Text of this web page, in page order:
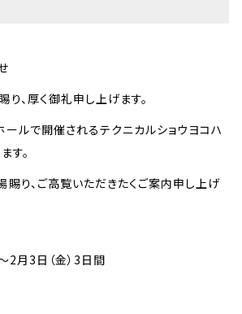
、厚く御礼申し上げます。
ールで開催されるテクニカルショウヨコハ
す。
り、ご高覧いただきたくご案内申し上げ
2月3日（金）3日間